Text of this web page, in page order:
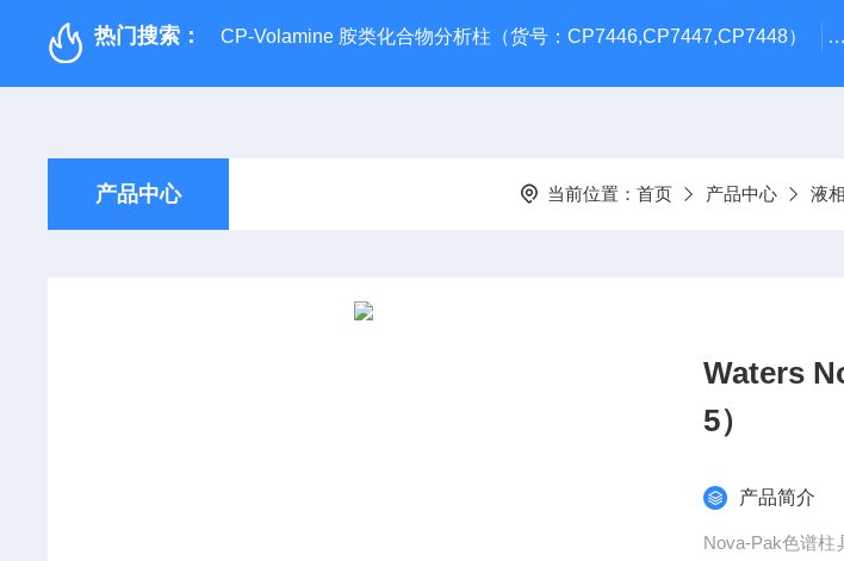
热门搜索： CP-Volamine 胺类化合物分析柱（货号：CP7446,CP7447,CP7448）
产品中心 当前位置： 首页 产品中心 液
Waters
5）
产品简介
Nova-Pak色谱